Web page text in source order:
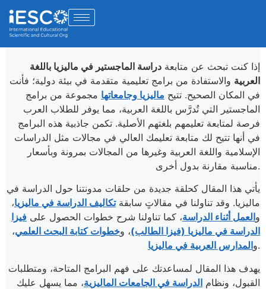
إذا كنت تبحث عن متابعة دراسة الماجستير في ماليزيا باللغة
العربية والاستفادة من برامج تعليمية متقدمة في بيئة دولية؛ فأنت
في المكان الصحيح. تتيح ماليزيا وجامعاتها مجموعة من برامج
الماجستير التي تُدرَّس باللغة العربية، مما يوفر للطلاب العرب
فرصة لمتابعة تعليمهم بلغتهم الأصلية. تكمن جاذبية هذه البرامج
في أنها تتيح لك متابعة تعليمك العالي في مجالات مثل الدراسات
الإسلامية واللغة العربية وغيرها من المجالات بمرونة وبأسعار
مناسبة مقارنة بدول أخرى.
يأتي هذا المقال كحلقة جديدة من حلقات مدونتنا حول الدراسة في
ماليزيا. وقد تناولنا في مقالاتٍ سابقةتكاليف الدراسة في ماليزيا،
والعمل أثناء الدراسة، كما تناولنا شرح خطوات الحصول على فيزا
الدراسة في ماليزيا (فيزا الطالب)، وخطوات كتابة البحث العلمي،
والمدارس العربية في ماليزيا .
يهدف هذا المقال لمساعدتك على فهم البرامج المتاحة، ومتطلبات
القبول، ونظام الدراسة في الجامعات الماليزية، مما يسهل عليك